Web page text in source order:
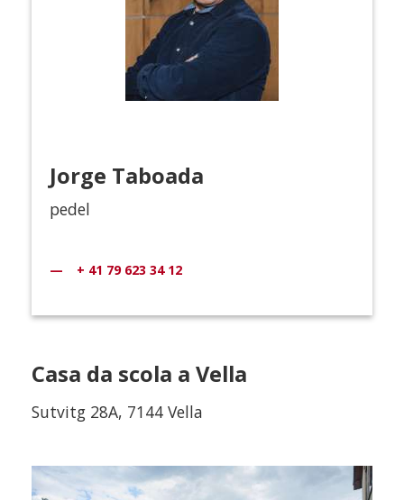
Jorge Taboada
pedel
+ 41 79 623 34 12
Casa da scola a Vella
Sutvitg 28A, 7144 Vella